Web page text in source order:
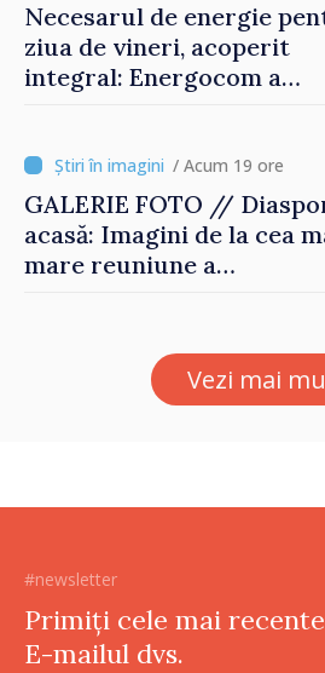
Necesarul de energie
ziua de vineri, acoperit
integral: Energocom a
/ Acum 19 ore
GALERIE FOTO //
acasă: Imagini de la cea
mare reuniune a
Vezi mai
#newsletter
Primiți cele mai
E-mailul dvs.